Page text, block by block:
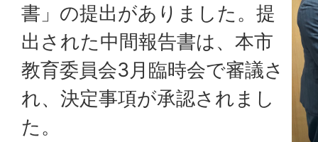
書」の提出がありました。提
出された中間報告書は、本市
教育委員会3月臨時会で審議さ
れ、決定事項が承認されまし
た。